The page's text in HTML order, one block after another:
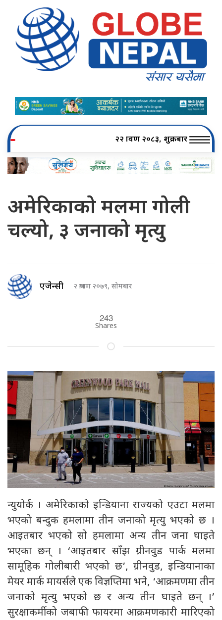
२२ श्रावण २०८३, शुक्रबार
अमेरिकाको मलमा गोली
चल्यो, ३ जनाको मृत्यु
एजेन्सी २ श्रावण २०७९, सोमबार
243
Shares
न्युयोर्क । अमेरिकाको इन्डियाना राज्यको एउटा मलमा
भएको बन्दुक हमलामा तीन जनाको मृत्यु भएको छ ।
आइतबार भएको सो हमलामा अन्य तीन जना घाइते
भएका छन् । ‘आइतबार साँझ ग्रीनवुड पार्क मलमा
सामूहिक गोलीबारी भएको छ’, ग्रीनवुड, इन्डियानाका
मेयर मार्क मायर्सले एक विज्ञप्तिमा भने, ‘आक्रमणमा तीन
जनाको मृत्यु भएको छ र अन्य तीन घाइते छन् ।’
सुरक्षाकर्मीको जबाफी फायरमा आक्रमणकारी मारिएको